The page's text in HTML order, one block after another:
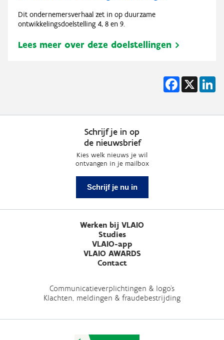
Dit ondernemersverhaal zet in op duurzame
ontwikkelingsdoelstelling 4, 8 en 9.
Lees meer over deze doelstellingen
Facebook
X
Schrijf je in op
de nieuwsbrief
Kies welk nieuws je wil
ontvangen in je mailbox
Schrijf je nu in
Werken bij VLAIO
Studies
VLAIO-app
VLAIO AWARDS
Contact
Communicatieverplichtingen & logo's
Klachten, meldingen & fraudebestrijding